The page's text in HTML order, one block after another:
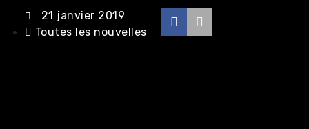
21 janvier 2019
Toutes les nouvelles